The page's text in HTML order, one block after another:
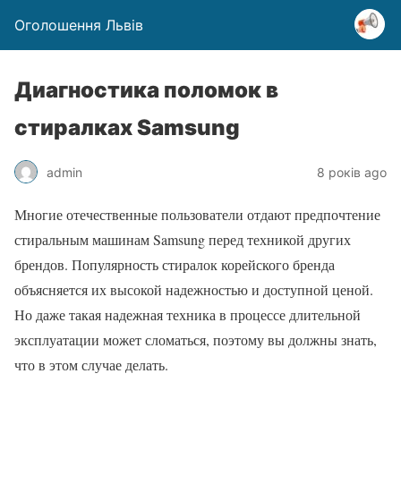
Оголошення Львів
Диагностика поломок в
стиралках Samsung
admin 8 років ago
Многие отечественные пользователи отдают предпочтение
стиральным машинам Samsung перед техникой других
брендов. Популярность стиралок корейского бренда
объясняется их высокой надежностью и доступной ценой.
Но даже такая надежная техника в процессе длительной
эксплуатации может сломаться, поэтому вы должны знать,
что в этом случае делать.